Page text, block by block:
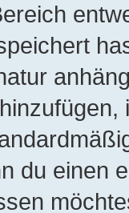
du einen